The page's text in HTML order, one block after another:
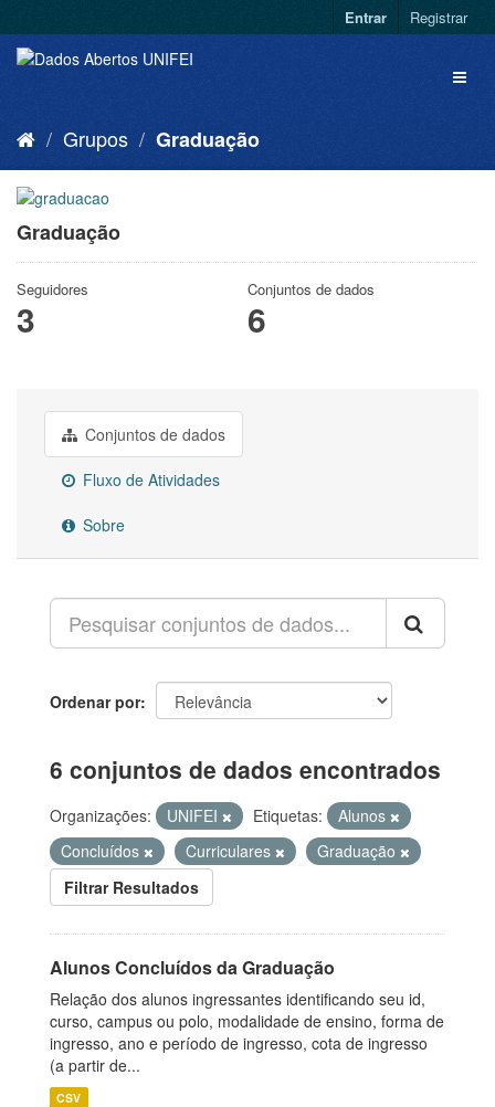
Entrar Registrar
Grupos Graduação
Graduação
Seguidores
3
Conjuntos de dados
6
Conjuntos de dados
Fluxo de Atividades
Sobre
Ordenar por
6 conjuntos de dados encontrados
Organizações: UNIFEI Etiquetas:
Alunos
Concluídos
Curriculares
Graduação
Filtrar Resultados
Alunos Concluídos da Graduação
Relação dos alunos ingressantes identificando seu id,
curso, campus ou polo, modalidade de ensino, forma de
ingresso, ano e período de ingresso, cota de ingresso
(a partir de...
CSV